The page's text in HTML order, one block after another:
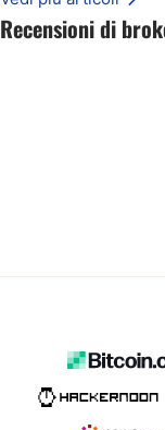
Recensioni di